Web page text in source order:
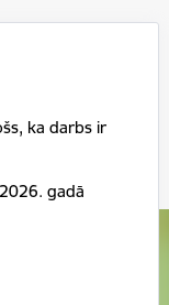
ka darbs ir
gadā